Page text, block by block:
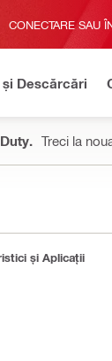
CONECTARE SAU
Descărcări
Treci la
și Aplicații